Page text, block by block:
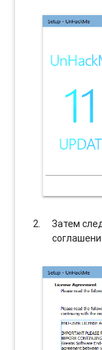
Затем